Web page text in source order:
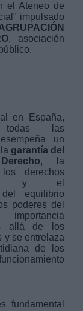
el Ateneo de
impulsado
, asociación
en España,
las
un
garantía del
, la
derechos
y el
del equilibrio
poderes del
allá de los
y se entrelaza
de los
fundamental